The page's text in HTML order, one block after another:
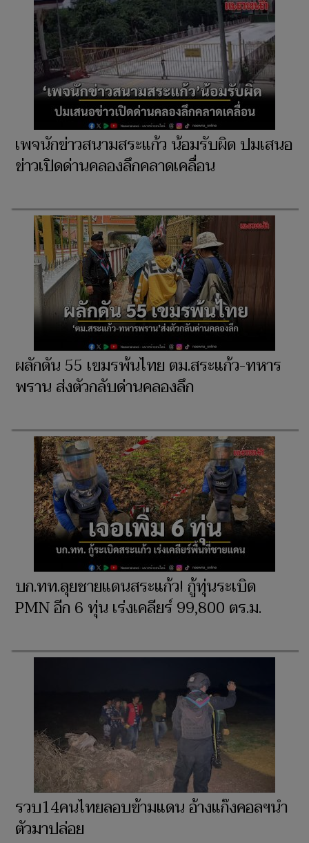
เพจนักข่าวสนามสระแก้ว น้อมรับผิด ปมเสนอ
ข่าวเปิดด่านคลองลึกคลาดเคลื่อน
ผลักดัน 55 เขมรพ้นไทย ตม.สระแก้ว-ทหาร
พราน ส่งตัวกลับด่านคลองลึก
บก.ทท.ลุยชายแดนสระแก้ว! กู้ทุ่นระเบิด
PMN อีก 6 ทุ่น เร่งเคลียร์ 99,800 ตร.ม.
รวบ14คนไทยลอบข้ามแดน อ้างแก๊งคอลฯนำ
ตัวมาปล่อย